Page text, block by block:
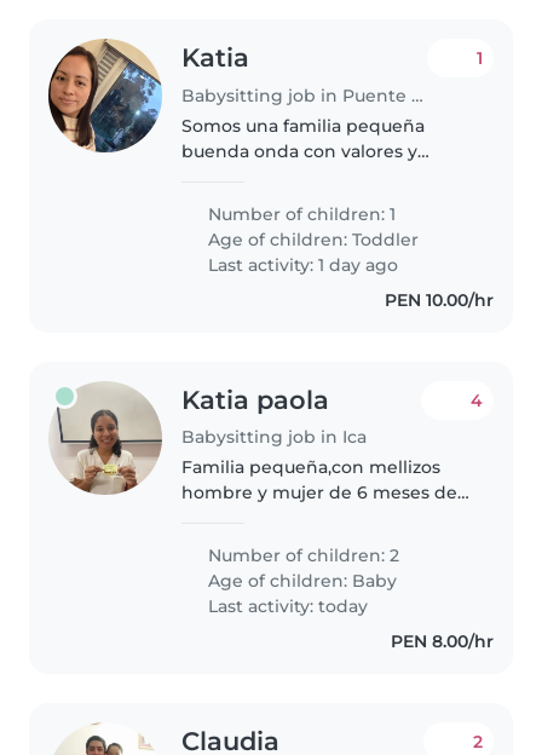
Katia
Babysitting job in Puente Piedra (Departamento de Lima)
1
Somos una familia pequeña
buenda onda con valores y
Number of children: 1
Age of children:Toddler
Last activity: 1 day ago
PEN 10.00/hr
Katia paola
Babysitting job in Ica
4
Familia pequeña,con mellizos
hombre y mujer de 6 meses de
hogar y apoyo con los mellizos
Number of children: 2
Age of children: Baby
Last activity: today
PEN 8.00/hr
Claudia 2